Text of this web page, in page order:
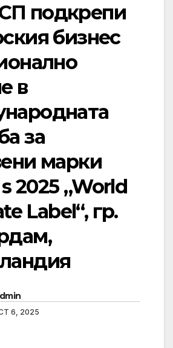
подкрепи
бизнес
в
за
марки
2025 „World
Label“, гр.
6, 2025